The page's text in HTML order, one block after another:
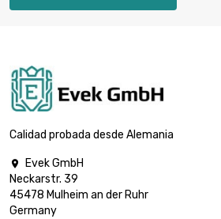
largo : 5 Meter
Talla : 1 x 7mm
Calidad probada desde Alemania

Evek GmbH
Neckarstr. 39
45478 Mulheim an der Ruhr
Germany